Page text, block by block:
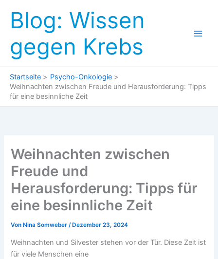
Inhalt
springen
Blog: Wissen
gegen Krebs
Startseite
Psycho-Onkologie
Weihnachten zwischen Freude und Herausforderung: Tipps
für eine besinnliche Zeit
Weihnachten zwischen
Freude und
Herausforderung: Tipps für
eine besinnliche Zeit
Von Nina Somweber/ Dezember 23, 2024
Weihnachten und Silvester stehen vor der Tür. Diese Zeit ist
für viele Menschen eine